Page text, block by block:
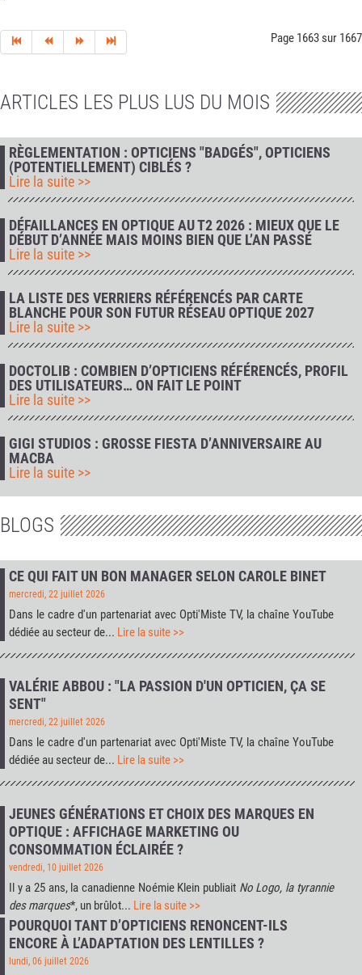
Page 1663 sur 1667
ARTICLES LES PLUS LUS DU MOIS
RÈGLEMENTATION : OPTICIENS "BADGÉS", OPTICIENS
(POTENTIELLEMENT) CIBLÉS ?
Lire la suite >>
DÉFAILLANCES EN OPTIQUE AU T2 2026 : MIEUX QUE LE
DÉBUT D’ANNÉE MAIS MOINS BIEN QUE L’AN PASSÉ
Lire la suite >>
LA LISTE DES VERRIERS RÉFÉRENCÉS PAR CARTE
BLANCHE POUR SON FUTUR RÉSEAU OPTIQUE 2027
Lire la suite >>
DOCTOLIB : COMBIEN D’OPTICIENS RÉFÉRENCÉS, PROFIL
DES UTILISATEURS… ON FAIT LE POINT
Lire la suite >>
GIGI STUDIOS : GROSSE FIESTA D’ANNIVERSAIRE AU
MACBA
Lire la suite >>
BLOGS
CE QUI FAIT UN BON MANAGER SELON CAROLE BINET
mercredi, 22 juillet 2026
Dans le cadre d'un partenariat avec Opti'Miste TV, la chaîne YouTube
dédiée au secteur de... Lire la suite >>
VALÉRIE ABBOU : "LA PASSION D'UN OPTICIEN, ÇA SE
SENT"
mercredi, 22 juillet 2026
Dans le cadre d'un partenariat avec Opti'Miste TV, la chaîne YouTube
dédiée au secteur de... Lire la suite >>
JEUNES GÉNÉRATIONS ET CHOIX DES MARQUES EN
OPTIQUE : AFFICHAGE MARKETING OU
CONSOMMATION ÉCLAIRÉE ?
vendredi, 10 juillet 2026
Il y a 25 ans, la canadienne Noémie Klein publiait No Logo, la tyrannie
des marques*, un brûlot... Lire la suite >>
POURQUOI TANT D’OPTICIENS RENONCENT-ILS
ENCORE À L’ADAPTATION DES LENTILLES ?
lundi, 06 juillet 2026